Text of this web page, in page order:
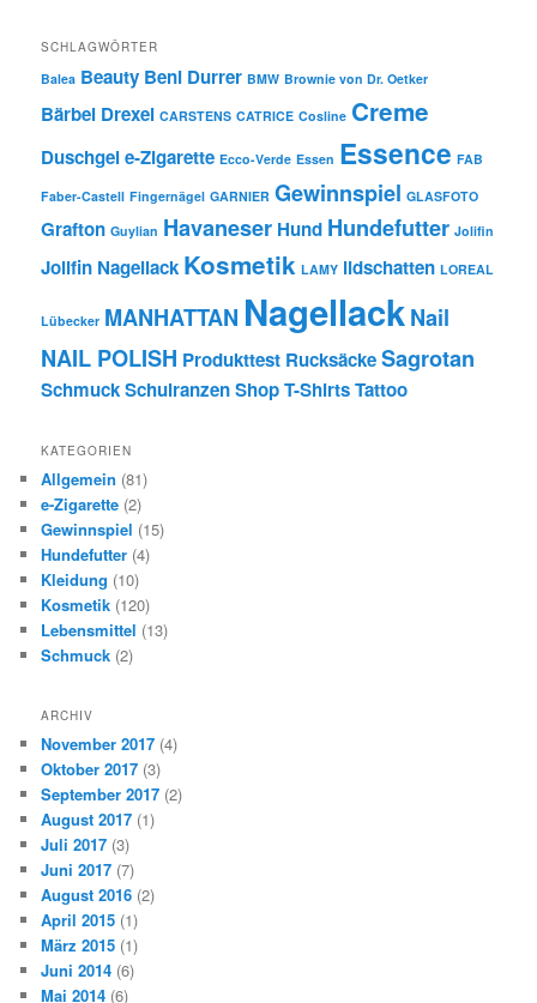
SCHLAGWÖRTER
Balea Beauty Beni Durrer BMW Brownie von Dr. Oetker
Bärbel Drexel CARSTENS CATRICE Cosline Creme
Duschgele-Zigarette Ecco-Verde Essen Essence FAB
Faber-Castell Fingernägel GARNIER Gewinnspiel GLASFOTO
Grafton Guylian Havaneser Hund Hundefutter Jolifin
Jolifin Nagellack Kosmetik LAMY lidschatten LOREAL
Lübecker MANHATTAN NagellackNail
NAIL POLISH Produkttest RucksäckeSagrotan
SchmuckSchulranzenShopT-ShirtsTattoo
KATEGORIEN
Allgemein (81)
e-Zigarette (2)
Gewinnspiel (15)
Hundefutter (4)
Kleidung (10)
Kosmetik (120)
Lebensmittel (13)
Schmuck (2)
ARCHIV
November 2017 (4)
Oktober 2017 (3)
September 2017 (2)
August 2017 (1)
Juli 2017 (3)
Juni 2017 (7)
August 2016 (2)
April 2015 (1)
März 2015 (1)
Juni 2014 (6)
Mai 2014 (6)